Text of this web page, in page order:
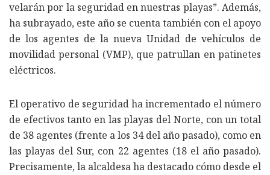
velarán por la seguridad en nuestras playas”. Además,
ha subrayado, este año se cuenta también con el apoyo
de los agentes de la nueva Unidad de vehículos de
movilidad personal (VMP), que patrullan en patinetes
eléctricos.
El operativo de seguridad ha incrementado el número
de efectivos tanto en las playas del Norte, con un total
de 38 agentes (frente a los 34 del año pasado), como en
las playas del Sur, con 22 agentes (18 el año pasado).
Precisamente, la alcaldesa ha destacado cómo desde el